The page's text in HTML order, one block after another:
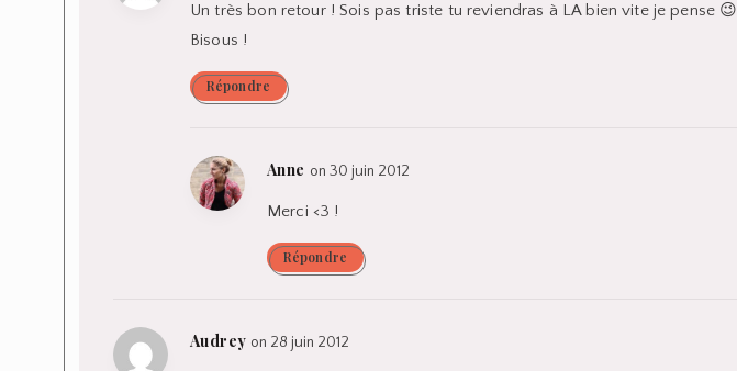
Un très bon retour ! Sois pas triste tu reviendras à LA bien vite je pense 😉
Bisous !
Répondre
Anne on 30 juin 2012
Merci <3 !
Répondre
Audrey on 28 juin 2012